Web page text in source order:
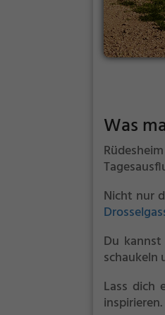
Was
Nicht nur
Du
schaukeln
Lass dich
inspirieren.